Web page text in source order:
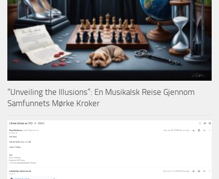
“Unveiling the Illusions”: En Musikalsk Reise Gjennom
Samfunnets Mørke Kroker